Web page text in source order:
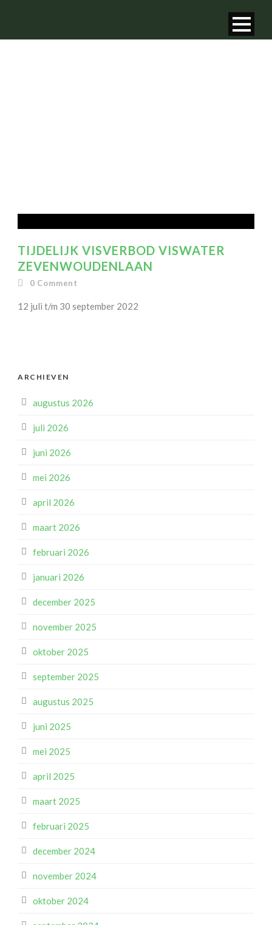
TIJDELIJK VISVERBOD VISWATER
ZEVENWOUDENLAAN
0 Comment
12 juli t/m 30 september 2022
ARCHIEVEN
augustus 2026
juli 2026
juni 2026
mei 2026
april 2026
maart 2026
februari 2026
januari 2026
december 2025
november 2025
oktober 2025
september 2025
augustus 2025
juni 2025
mei 2025
april 2025
maart 2025
februari 2025
december 2024
november 2024
oktober 2024